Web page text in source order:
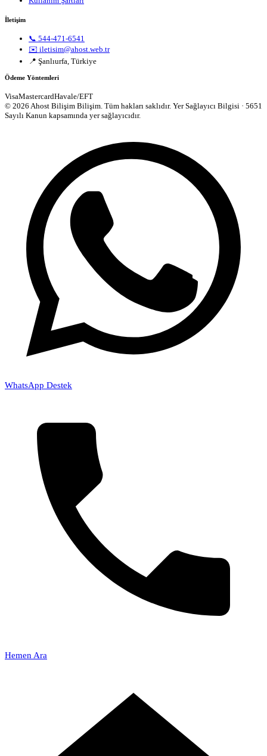
İletişim
📞 544-471-6541
✉️ iletisim@ahost.web.tr
📍 Şanlıurfa, Türkiye
Ödeme Yöntemleri
VisaMastercardHavale/EFT
© 2026 Ahost Bilişim Bilişim. Tüm hakları saklıdır. Yer Sağlayıcı Bilgisi · 5651
Sayılı Kanun kapsamında yer sağlayıcıdır.
WhatsApp Destek
Hemen Ara